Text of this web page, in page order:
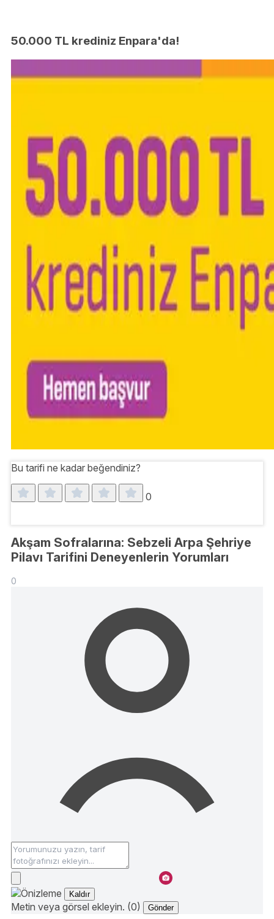
50.000 TL krediniz Enpara'da!
Bu tarifi ne kadar beğendiniz?
0
Akşam Sofralarına: Sebzeli Arpa Şehriye
Pilavı Tarifini Deneyenlerin Yorumları
0
Kaldır
Metin veya görsel ekleyin. (0) Gönder